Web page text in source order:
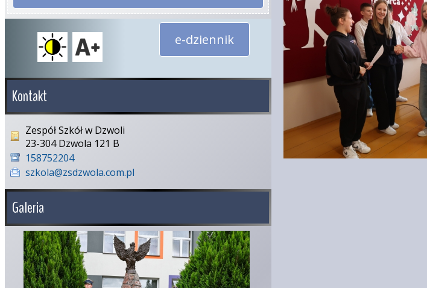
e-dziennik
Kontakt
Zespół Szkół w Dzwoli
23-304 Dzwola 121 B
158752204
szkola@zsdzwola.com.pl
Galeria